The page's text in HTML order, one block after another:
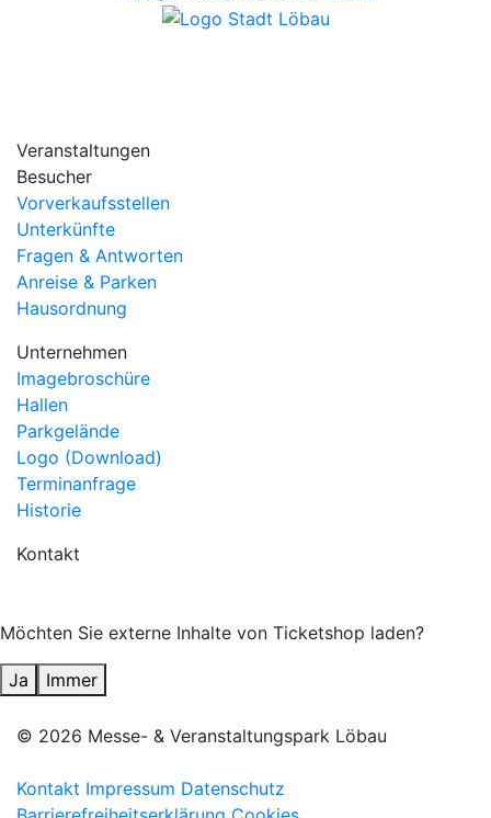
Veranstaltungen
Besucher
Vorverkaufsstellen
Unterkünfte
Fragen & Antworten
Anreise & Parken
Hausordnung
Unternehmen
Imagebroschüre
Hallen
Parkgelände
Logo (Download)
Terminanfrage
Historie
Kontakt
Möchten Sie externe Inhalte von Ticketshop laden?
Ja Immer
© 2026 Messe- & Veranstaltungspark Löbau
Kontakt Impressum Datenschutz